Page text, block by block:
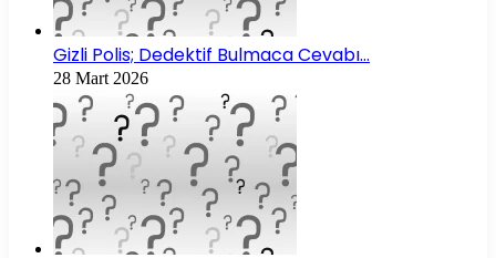
Gizli Polis; Dedektif Bulmaca Cevabı…
28 Mart 2026